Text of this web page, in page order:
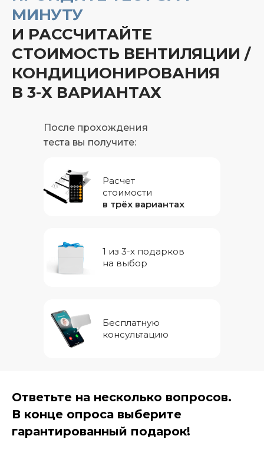
МИНУТУ
И РАССЧИТАЙТЕ
СТОИМОСТЬ ВЕНТИЛЯЦИИ /
КОНДИЦИОНИРОВАНИЯ
В 3-Х ВАРИАНТАХ
1 из 3-х подарков
на выбор
Бесплатную
консультацию
Расчет
стоимости
в трёх вариантах
После прохождения
теста вы получите:
Ответьте на несколько вопросов.
В конце опроса выберите
гарантированный подарок!